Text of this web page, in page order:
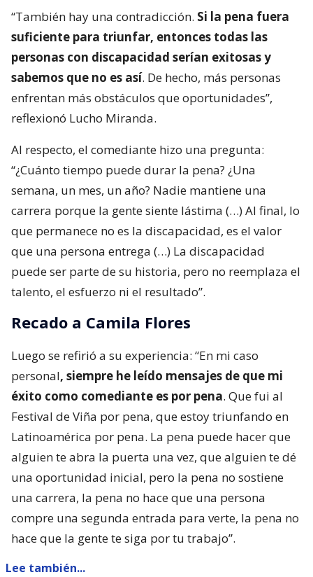
“También hay una contradicción. Si la pena fuera
suficiente para triunfar, entonces todas las
personas con discapacidad serían exitosas y
sabemos que no es así. De hecho, más personas
enfrentan más obstáculos que oportunidades”,
reflexionó Lucho Miranda.
Al respecto, el comediante hizo una pregunta:
“¿Cuánto tiempo puede durar la pena? ¿Una
semana, un mes, un año? Nadie mantiene una
carrera porque la gente siente lástima (…) Al final, lo
que permanece no es la discapacidad, es el valor
que una persona entrega (…) La discapacidad
puede ser parte de su historia, pero no reemplaza el
talento, el esfuerzo ni el resultado”.
Recado a Camila Flores
Luego se refirió a su experiencia: “En mi caso
personal, siempre he leído mensajes de que mi
éxito como comediante es por pena. Que fui al
Festival de Viña por pena, que estoy triunfando en
Latinoamérica por pena. La pena puede hacer que
alguien te abra la puerta una vez, que alguien te dé
una oportunidad inicial, pero la pena no sostiene
una carrera, la pena no hace que una persona
compre una segunda entrada para verte, la pena no
hace que la gente te siga por tu trabajo”.
Lee también...